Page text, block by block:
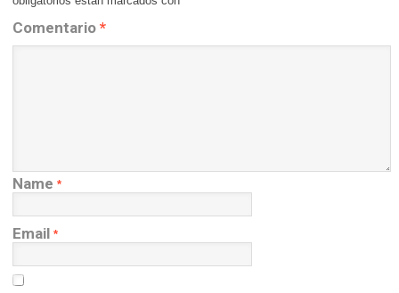
Comentario *
Name *
Email *